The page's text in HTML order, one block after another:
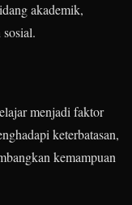
akademik,
menjadi faktor
keterbatasan,
kemampuan